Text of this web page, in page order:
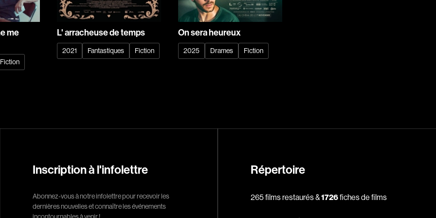
Campeau Éric
Cantin Roger
Cardinal Roger
Carmody Don
Castravelli Claude
Cayer Marc
Champagne Monique
me
Fiction
L' arracheuse de temps
2021 Fantastiques Fiction
On sera heureux
2025 Drames Fiction
Inscription à l'infolettre
Abonnez-vous à notre infolettre pour recevoir les
dernières nouvelles et connaître les événements
Répertoire
265 films restaurés &1726fiches de films